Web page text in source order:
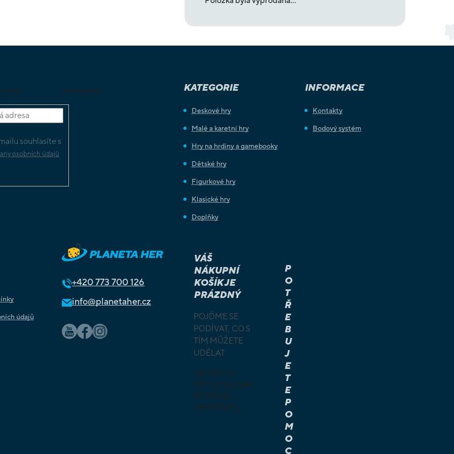
souhlasíte s
osobních údajů
Instagram KATEGORIE
Deskové hry
Malé a karetní hry
Hry na hrdiny a gamebooky
Dětské hry
Figurkové hry
Klasické hry
Doplňky
INFORMACE
Kontakty
Bodový systém
údajů
+420773 700 126
info@planetaher.cz
VÁŠ
NÁKUPNÍ
KOŠÍK JE
PRÁZDNÝ
POJĎME SE
PODÍVAT, CO S
TÍM MŮŽETE
UDĚLAT
MŮŽETE
PROZKOUM
AT NAŠI
NABÍDKU
P
O
T
Ř
E
B
U
J
E
T
E
P
O
M
O
C